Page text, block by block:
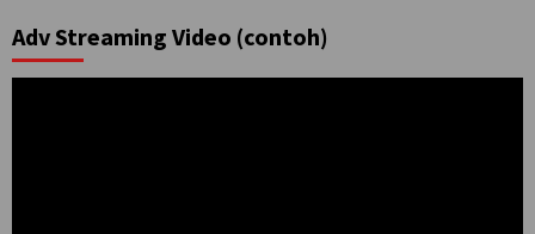
Adv Streaming Video (contoh)